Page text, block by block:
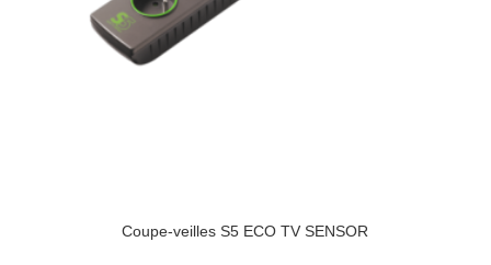
Coupe-veilles S5 ECO TV SENSOR